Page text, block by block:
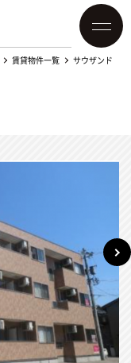
賃貸物件一覧 サウザンド